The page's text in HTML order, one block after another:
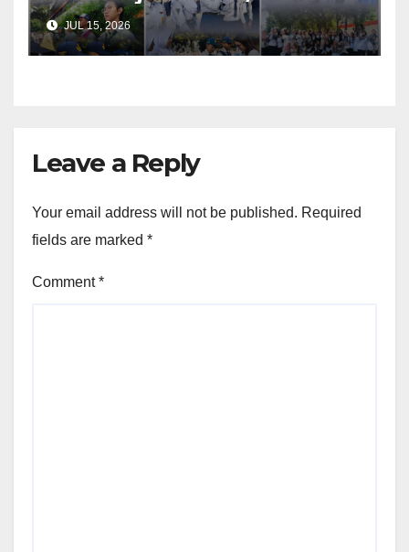
Negeri 1 Cimahi: Wujudkan
Generasi Maung yang
Berkarakter Pancawaluya
JUL 15, 2026
Leave a Reply
Your email address will not be published. Required
fields are marked *
Comment*